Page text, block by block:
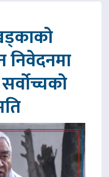
निवेदनमा